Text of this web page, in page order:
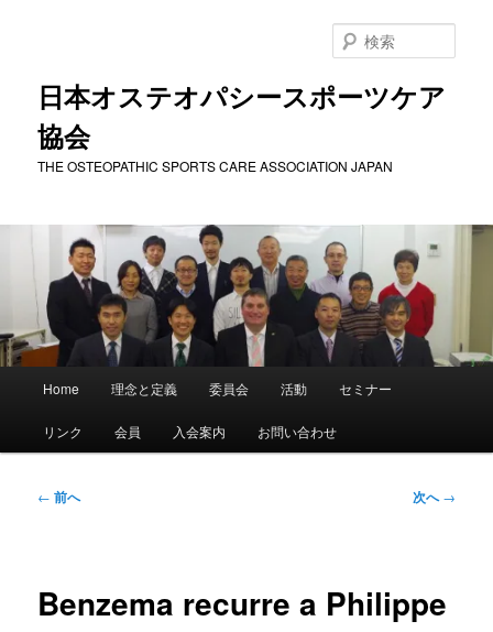
移
日本オステオパシースポーツケア
協会
THE OSTEOPATHIC SPORTS CARE ASSOCIATION JAPAN
索
メ
Home 理念と定義 委員会 活動 セミナー
リンク 会員 入会案内 お問い合わせ
投
ー
← 前へ 次へ→
Benzema recurre a Philippe